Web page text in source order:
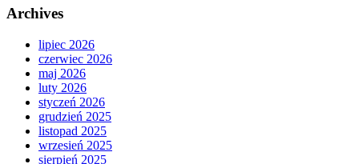
Archives
lipiec 2026
czerwiec 2026
maj 2026
luty 2026
styczeń 2026
grudzień 2025
listopad 2025
wrzesień 2025
sierpień 2025